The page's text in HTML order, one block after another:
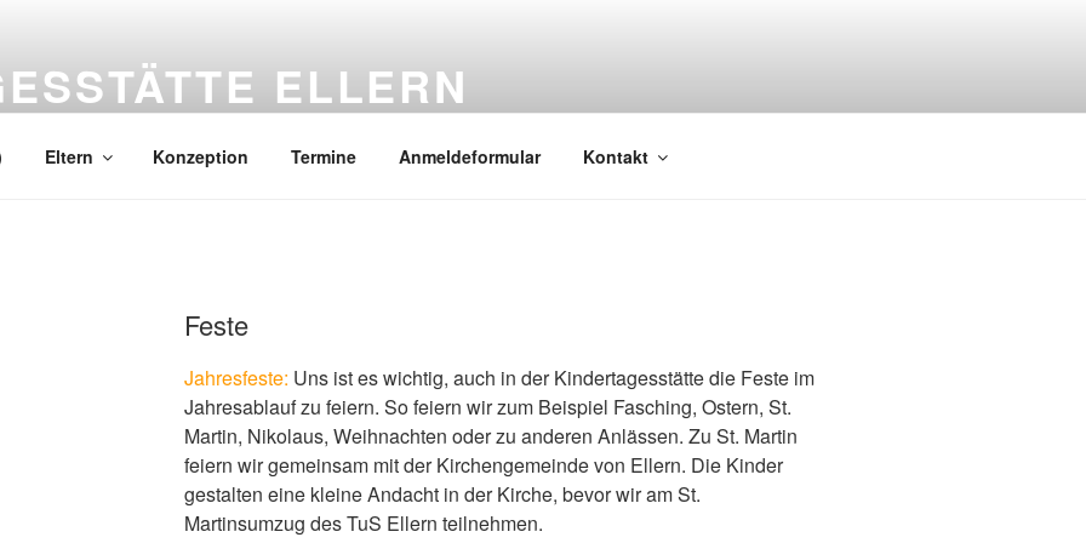
ELLERN
Eltern Konzeption Termine Anmeldeformular Kontakt
Feste
Jahresfeste: Uns ist es wichtig, auch in der Kindertagesstätte die Feste im
Jahresablauf zu feiern. So feiern wir zum Beispiel Fasching, Ostern, St.
Martin, Nikolaus, Weihnachten oder zu anderen Anlässen. Zu St. Martin
feiern wir gemeinsam mit der Kirchengemeinde von Ellern. Die Kinder
gestalten eine kleine Andacht in der Kirche, bevor wir am St.
Martinsumzug des TuS Ellern teilnehmen.